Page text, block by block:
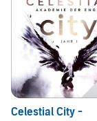
Celestial City -